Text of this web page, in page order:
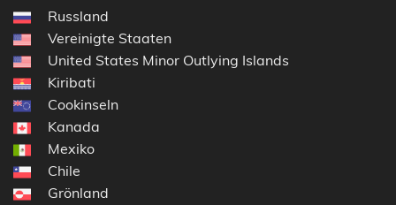
Russland
Vereinigte Staaten
United States Minor Outlying Islands
Kiribati
Cookinseln
Kanada
Mexiko
Chile
Grönland